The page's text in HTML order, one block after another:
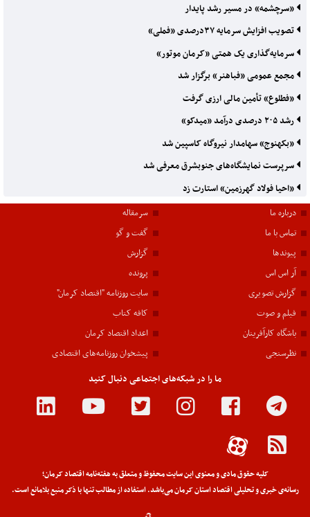
«سرچشمه» در مسیر رشد پایدار
تصویب افزایش سرمایه ۳۷درصدی «فملی»
سرمایه‌گذاری یک همتی «کرمان موتور»
مجمع عمومی «فباهنر» برگزار شد
«فطلوع» تأمین مالی ارزی گرفت
رشد ۲۰۵ درصدی درآمد «میدکو»
«بکهنوج» سهامدار نیروگاه کاسپین شد
سرپرست نمایشگاه‌های جنوبشرق معرفی شد
«احیا فولاد گهرزمین» استارت زد
درباره ما
تماس با ما
پیوندها
آر اس اس
سرمقاله
گفت و گو
گزارش
پرونده
گزارش تصویری
فیلم و صوت
باشگاه کارآفرینان
نظرسنجی
سایت روزنامه "اقتصاد کرمان"
کافه کتاب
اعداد اقتصاد کرمان
پیشخوان روزنامه‌های اقتصادی
ما را در شبکه‌های اجتماعی دنبال کنید
کلیه حقوق مادی و معنوی این سایت محفوظ و متعلق به هفته‌نامه اقتصاد کرمان؛
رسانه‌ی خبری و تحلیلی اقتصاد استان کرمان می‌باشد. استفاده از مطالب تنها با ذکر منبع بلامانع است.